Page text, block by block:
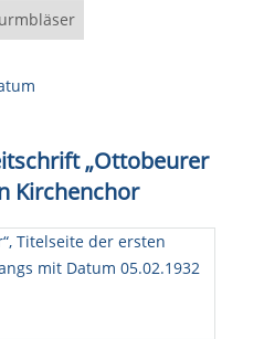
„Ottobeurer
Kirchenchor